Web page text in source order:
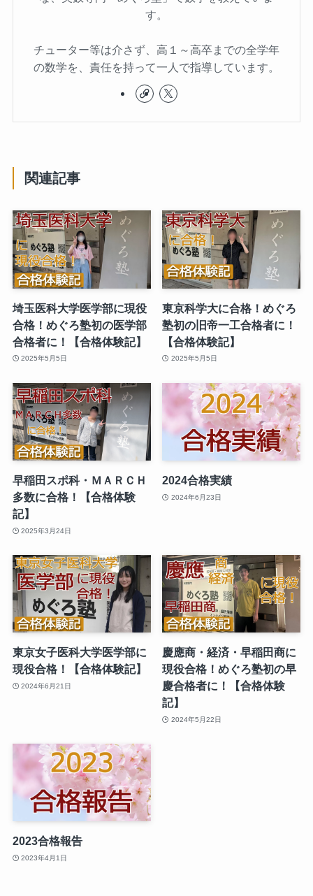
す。
チューター等は介さず、高１～高卒までの全学年
の数学を、責任を持って一人で指導しています。
関連記事
埼玉医科大学医学部に現役
合格！めぐろ塾初の医学部
合格者に！【合格体験記】
2025年5月5日
東京科学大に合格！めぐろ
塾初の旧帝一工合格者に！
【合格体験記】
2025年5月5日
早稲田スポ科・ＭＡＲＣＨ
多数に合格！【合格体験
記】
2025年3月24日
2024合格実績
2024年6月23日
東京女子医科大学医学部に
現役合格！【合格体験記】
2024年6月21日
慶應商・経済・早稲田商に
現役合格！めぐろ塾初の早
慶合格者に！【合格体験
記】
2024年5月22日
2023合格報告
2023年4月1日